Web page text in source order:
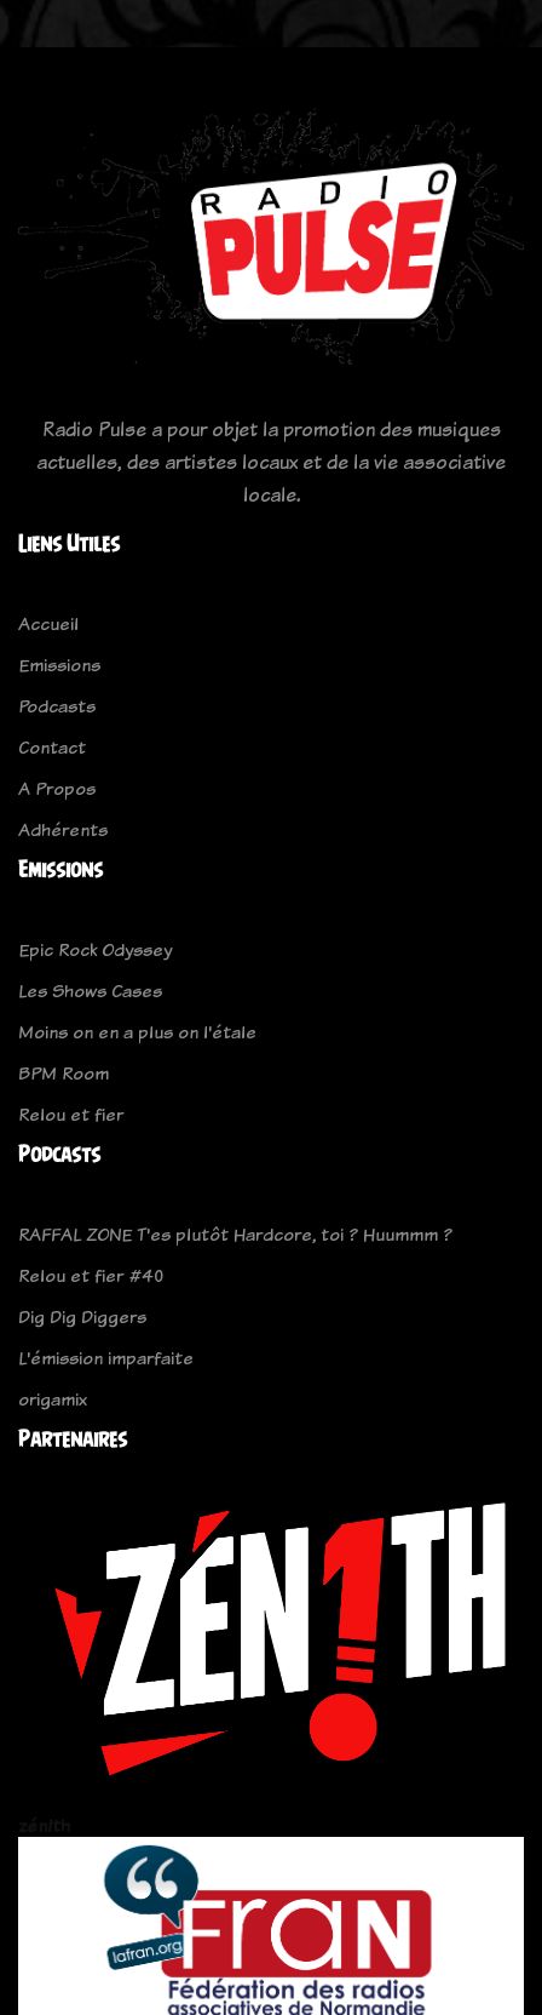
Radio Pulse a pour objet la promotion des musiques
actuelles, des artistes locaux et de la vie associative
locale.
Liens Utiles
Accueil
Emissions
Podcasts
Contact
A Propos
Adhérents
Emissions
Epic Rock Odyssey
Les Shows Cases
Moins on en a plus on l'étale
BPM Room
Relou et fier
Podcasts
RAFFAL ZONE T'es plutôt Hardcore, toi ? Huummm ?
Relou et fier #40
Dig Dig Diggers
L'émission imparfaite
origamix
Partenaires